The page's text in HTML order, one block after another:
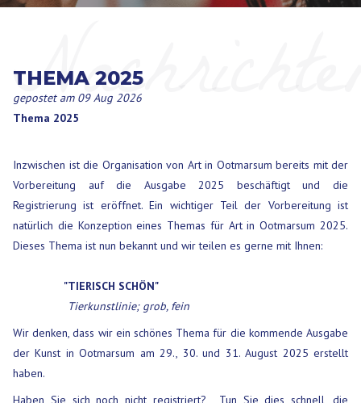
THEMA 2025
gepostet am 09 Aug 2026
Thema 2025
Inzwischen ist die Organisation von Art in Ootmarsum bereits mit der
Vorbereitung auf die Ausgabe 2025 beschäftigt und die
Registrierung ist eröffnet. Ein wichtiger Teil der Vorbereitung ist
natürlich die Konzeption eines Themas für Art in Ootmarsum 2025.
Dieses Thema ist nun bekannt und wir teilen es gerne mit Ihnen:
"TIERISCH SCHÖN"
Tierkunstlinie; grob, fein
Wir denken, dass wir ein schönes Thema für die kommende Ausgabe
der Kunst in Ootmarsum am 29., 30. und 31. August 2025 erstellt
haben.
Haben Sie sich noch nicht registriert? Tun Sie dies schnell, die